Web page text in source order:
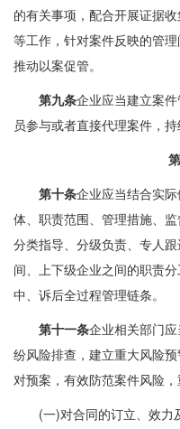
的有关事项，配合开展证据
等工作，针对案件反映的管
推动以案促管。
第九条企业应当建立案
员参与或者直接代理案件，
第
第十条企业应当结合实
体、职责范围、管理措施、监
分类指导、分级负责、专人
间、上下级企业之间的职责
中、诉后全过程管理链条。
第十一条企业相关部门
纷风险排查，建立重大风险
对预案，有效防范案件风险
(一)对合同的订立、效力